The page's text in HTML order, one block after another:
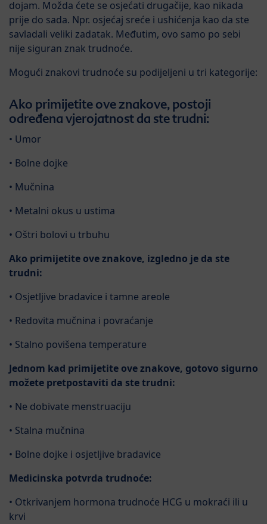
dojam. Možda ćete se osjećati drugačije, kao nikada
prije do sada. Npr. osjećaj sreće i ushićenja kao da ste
savladali veliki zadatak. Međutim, ovo samo po sebi
nije siguran znak trudnoće.
Mogući znakovi trudnoće su podijeljeni u tri kategorije:
Ako primijetite ove znakove, postoji
određena vjerojatnost da ste trudni:
• Umor
• Bolne dojke
• Mučnina
• Metalni okus u ustima
• Oštri bolovi u trbuhu
Ako primijetite ove znakove, izgledno je da ste
trudni:
• Osjetljive bradavice i tamne areole
• Redovita mučnina i povraćanje
• Stalno povišena temperature
Jednom kad primijetite ove znakove, gotovo sigurno
možete pretpostaviti da ste trudni:
• Ne dobivate menstruaciju
• Stalna mučnina
• Bolne dojke i osjetljive bradavice
Medicinska potvrda trudnoće:
• Otkrivanjem hormona trudnoće HCG u mokraći ili u
krvi